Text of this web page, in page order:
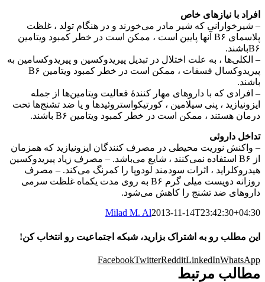
افراد با نیاز‌های خاص
– شیرخوارانی که شیر مادر می‌خورند و در هنگام تولد ، غلظت
پلاسمای B۶ آنها پایین است ، ممکن است در خطر کمبود ویتامین
B۶باشند.
– الکلی‌ها ، به علت اختلال در تبدیل پیریدوکسین و پیریدوکسامین به
پیریدوکسال فسفات ، ممکن است در خطر کمبود ویتامین B۶
باشند.
– افرادی که با داروهای مهار کنندهٔ فعالیت ویتامین‌ها از جمله
ایزونیازید ، پنی سیلامین ، کورتیکواستروئیدها و یا ضد تشنج‌ها تحت
درمان هستند ، ممکن است در خطر کمبود ویتامین B۶ باشند.
تداخل داروئی
– واکنش نوریت محیطی در مصرف کنندگان ایزونیازید که همزمان
از B۶ استفاده نمی‌کنند ، شایع می‌باشد. – مصرف زیاد پیریدوکسین
هیدروکلراید ، اثرات سودمند لودوپا را کمرنگ می‌کند. – مصرف
روزانه دویست میلی گرم B۶ به روی مدت یکماه غلظت سرمی
داروهای ضد تشنج را کاهش می‌شود.
Milad M. Al2013-11-14T23:42:30+04:30
این مطلب رو به اشتراک بزارید، شبکه اجتماعیت رو انتخاب کن!
FacebookTwitterRedditLinkedInWhatsApp
مطالب مرتبط